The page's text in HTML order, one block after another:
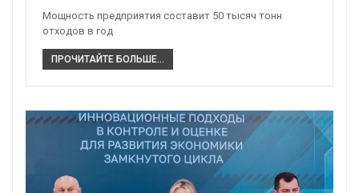
Мощность предприятия составит 50 тысяч тонн
отходов в год
ПРОЧИТАЙТЕ БОЛЬШЕ...